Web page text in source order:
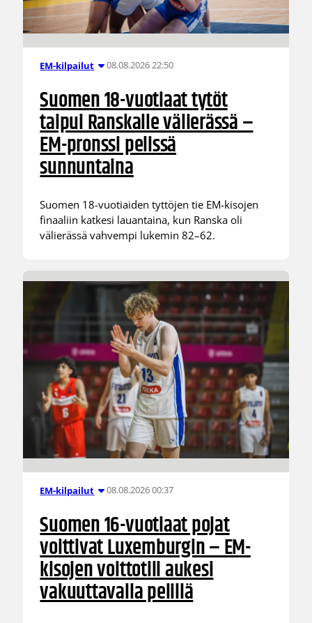
EM-kilpailut 08.08.2026 22:50
Suomen 18-vuotiaat tytöt
taipui Ranskalle välierässä –
EM-pronssi pelissä
sunnuntaina
Suomen 18-vuotiaiden tyttöjen tie EM-kisojen
finaaliin katkesi lauantaina, kun Ranska oli
välierässä vahvempi lukemin 82–62.
EM-kilpailut 08.08.2026 00:37
Suomen 16-vuotiaat pojat
voittivat Luxemburgin – EM-
kisojen voittotili aukesi
vakuuttavalla pelillä